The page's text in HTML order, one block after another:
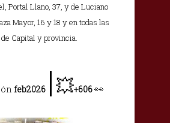
Portal Llano, 37, y de Luciano
Mayor, 16 y 18 y en todas las
Capital y provincia.
feb2026 |💥+606👀